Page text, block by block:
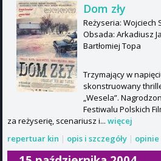
Dom zły
Reżyseria: Wojciech
Obsada: Arkadiusz
Bartłomiej Topa
Trzymający w
skonstruowany
„Wesela”.
Festiwalu Polskich
za reżyserię, scenariusz i... więcej
repertuar kin | opis i szczegóły | opinie